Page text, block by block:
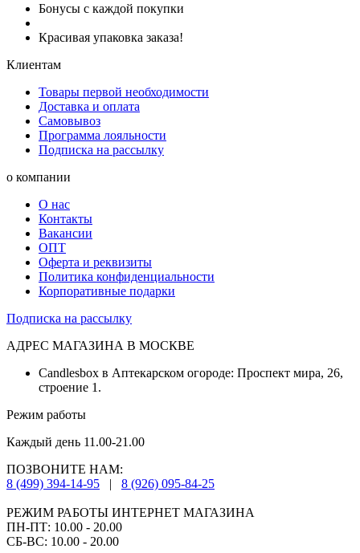
Бонусы с каждой покупки
Красивая упаковка заказа!
Клиентам
Товары первой необходимости
Доставка и оплата
Самовывоз
Программа лояльности
Подписка на рассылку
о компании
О нас
Контакты
Вакансии
ОПТ
Оферта и реквизиты
Политика конфиденциальности
Корпоративные подарки
Подписка на рассылку
АДРЕС МАГАЗИНА В МОСКВЕ
Candlesbox в Аптекарском огороде: Проспект мира, 26,
строение 1.
Режим работы
Каждый день 11.00-21.00
ПОЗВОНИТЕ НАМ:
8 (499) 394-14-95
| 8 (926) 095-84-25
РЕЖИМ РАБОТЫ ИНТЕРНЕТ МАГАЗИНА
ПН-ПТ: 10.00 - 20.00
СБ-ВС: 10.00 - 20.00